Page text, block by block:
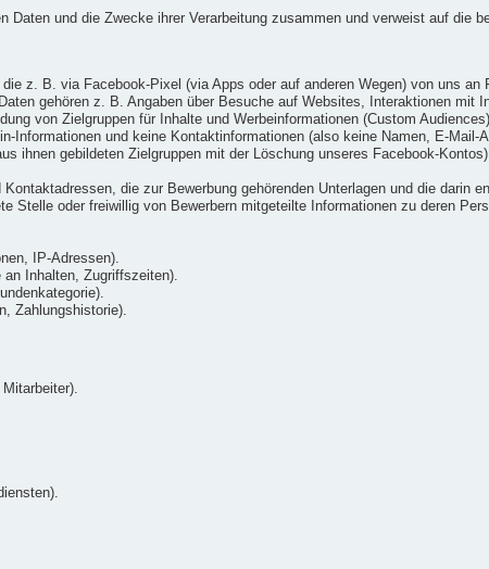
Daten und die Zwecke ihrer Verarbeitung zusammen und verweist auf die
z. B. via Facebook-Pixel (via Apps oder auf anderen Wegen) von uns
gehören z. B. Angaben über Besuche auf Websites, Interaktionen
von Zielgruppen für Inhalte und Werbeinformationen (Custom
Informationen und keine Kontaktinformationen (also keine Namen, E-Mail-
ihnen gebildeten Zielgruppen mit der Löschung unseres Facebook-Kontos).
die zur Bewerbung gehörenden Unterlagen und die darin
Stelle oder freiwillig von Bewerbern mitgeteilte Informationen zu deren
IP-Adressen).
Inhalten, Zugriffszeiten).
Zahlungshistorie).